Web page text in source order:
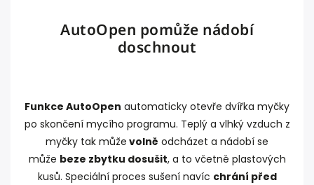
AutoOpen pomůže nádobí
doschnout
Funkce AutoOpen automaticky otevře dvířka myčky
po skončení mycího programu. Teplý a vlhký vzduch z
myčky tak může volně odcházet a nádobí se
může beze zbytku dosušit, a to včetně plastových
kusů. Speciální proces sušení navíc chrání před